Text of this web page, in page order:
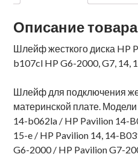
Описание товара
Шлейф жесткого диска HP
b107cl HP G6-2000, G7, 14,
Шлейф для подключения
материнской плате.
14-b062la / HP Pavilion 14-
15-e / HP Pavilion 14, 14-
G6-2000 / HP Pavilion G7-